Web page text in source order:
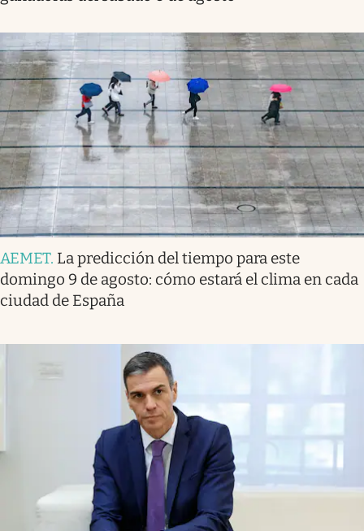
AEMET. La predicción del tiempo para este
domingo 9 de agosto: cómo estará el clima en cada
ciudad de España